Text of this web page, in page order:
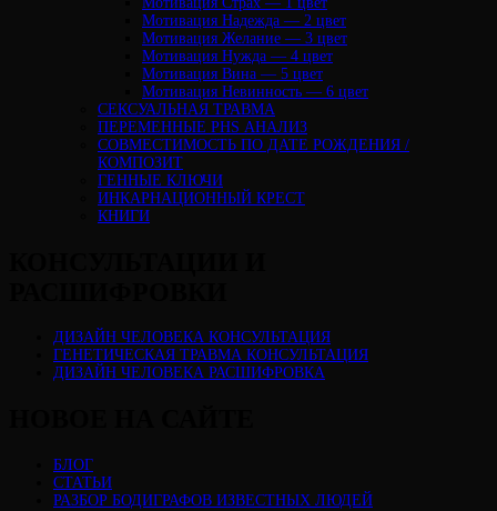
Мотивация Надежда — 2 цвет
Мотивация Желание — 3 цвет
Мотивация Нужда — 4 цвет
Мотивация Вина — 5 цвет
Мотивация Невинность — 6 цвет
СЕКСУАЛЬНАЯ ТРАВМА
ПЕРЕМЕННЫЕ PHS АНАЛИЗ
CОВМЕСТИМОСТЬ ПО ДАТЕ РОЖДЕНИЯ /
КОМПОЗИТ
ГЕННЫЕ КЛЮЧИ
ИНКАРНАЦИОННЫЙ КРЕСТ
КНИГИ
ДИЗАЙН ЧЕЛОВЕКА КОНСУЛЬТАЦИЯ
ГЕНЕТИЧЕСКАЯ ТРАВМА КОНСУЛЬТАЦИЯ
ДИЗАЙН ЧЕЛОВЕКА РАСШИФРОВКА
БЛОГ
СТАТЬИ
РАЗБОР БОДИГРАФОВ ИЗВЕСТНЫХ ЛЮДЕЙ